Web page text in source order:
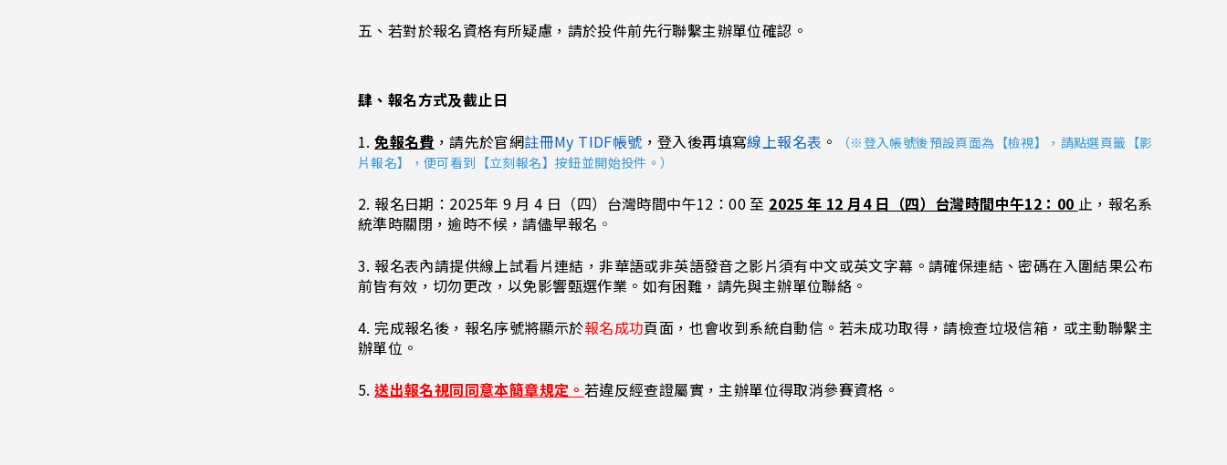
五、若對於報名資格有所疑慮，請於投件前先行聯繫主辦單位確認。
肆、 報名方式及截止日
1. 免報名費 ，請先於官網註冊My TIDF帳號 ，登入後再填寫線上報名表 。 （※登入帳號後預設頁面為【檢視】，請點選頁籤【影
片報名】，便可看到【立刻報名】按鈕並開始投件。）
2. 報名日期：2025年 9 月 4 日（四）台灣時間中午12：00 至 2025 年 12 月4 日（四）台灣時間中午12：00 止，報名系
統準時關閉，逾時不候，請儘早報名 。
3. 報名表內請提供線上試看片連結，非華語或非英語發音之影片須有中文或英文字幕。請確保連結、密碼在入圍結果公布
前皆有效，切勿更改，以免影響甄選作業。如有困難，請先與主辦單位聯絡。
4. 完成報名後，報名序號將顯示於報名成功頁面，也會收到系統自動信。若未成功取得，請檢查垃圾信箱，或主動聯繫主
辦單位。
5. 送出報名視同同意本簡章規定。 若違反經查證屬實，主辦單位得取消參賽資格。